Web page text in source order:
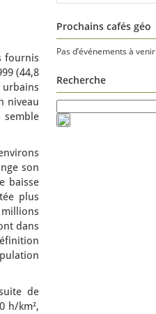
fournis
(44,8
niveau
son
baisse
plus
millions
dans
de
h/km²,
Prochains cafés géo
Pas d’événements à venir
Recherche